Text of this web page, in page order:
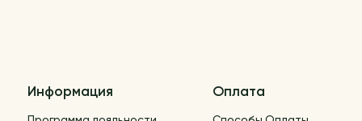
Информация Оплата